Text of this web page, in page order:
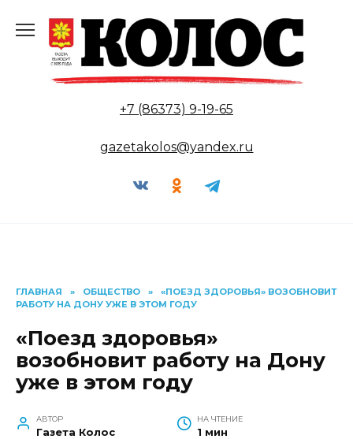
содержанию
+7 (86373) 9-19-65
gazetakolos@yandex.ru
ГЛАВНАЯ » ОБЩЕСТВО »
«ПОЕЗД ЗДОРОВЬЯ» ВОЗОБНОВИТ
РАБОТУ НА ДОНУ УЖЕ В ЭТОМ ГОДУ
«Поезд здоровья»
возобновит работу на Дону
уже в этом году
АВТОР
Газета Колос
НА ЧТЕНИЕ
1 мин